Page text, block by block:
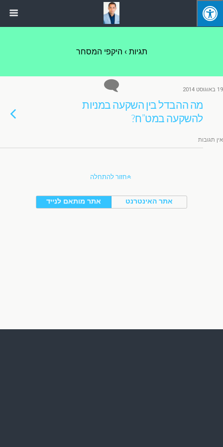
תגיות › היקפי המסחר
19 באוגוסט 2014
מה ההבדל בין השקעה במניות
להשקעה במט”ח?
אין תגובות
חזור להתחלה
אתר מותאם לנייד אתר האינטרנט